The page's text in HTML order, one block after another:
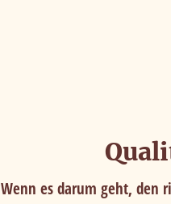
Wenn es darum geht, den